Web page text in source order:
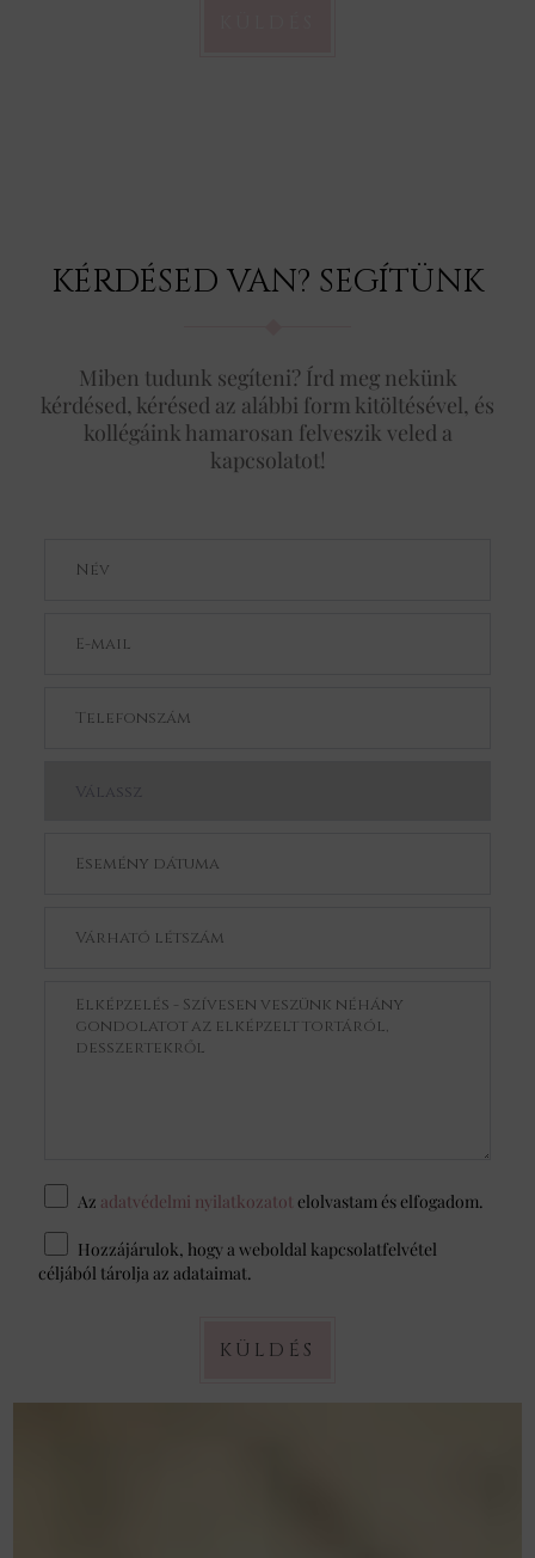
KÉRDÉSED VAN? SEGÍTÜNK
Miben tudunk segíteni? Írd meg nekünk
kérdésed, kérésed az alábbi form kitöltésével, és
kollégáink hamarosan felveszik veled a
kapcsolatot!
Az adatvédelmi nyilatkozatot elolvastam és elfogadom.
Hozzájárulok, hogy a weboldal kapcsolatfelvétel
céljából tárolja az adataimat.
KÜLDÉS